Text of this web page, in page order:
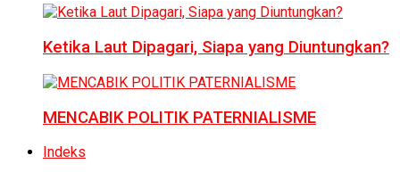
Ketika Laut Dipagari, Siapa yang Diuntungkan?
MENCABIK POLITIK PATERNIALISME
Indeks